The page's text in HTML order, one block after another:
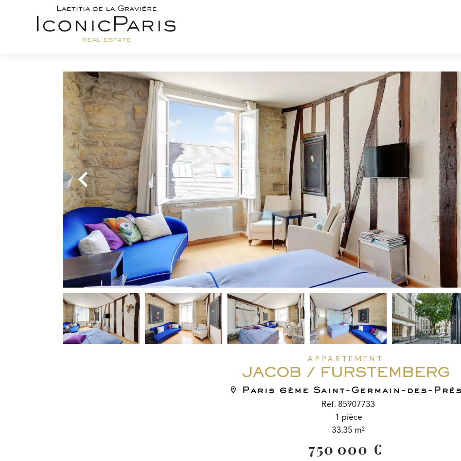
APPARTEMENT
JACOB / FURSTEMBERG
Paris 6ème Saint-Germain-des-
Réf. 85907733
1 pièce
33.35 m²
750 000 €